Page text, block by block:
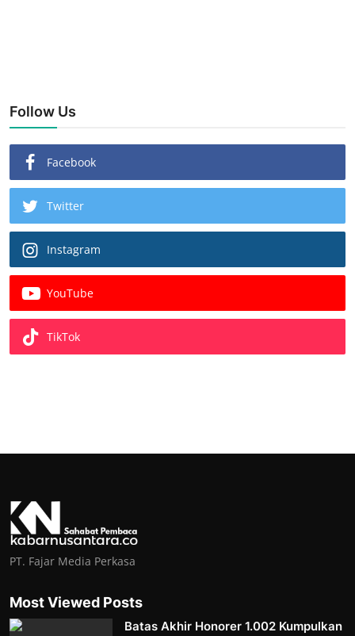
Follow Us
Facebook
Twitter
Instagram
YouTube
TikTok
PT. Fajar Media Perkasa
Most Viewed Posts
Batas Akhir Honorer 1.002 Kumpulkan